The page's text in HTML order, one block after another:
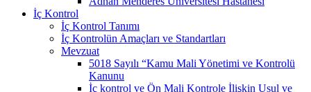
İç Kontrol
İç Kontrol Tanımı
İç Kontrolün Amaçları ve Standartları
Mevzuat
5018 Sayılı “Kamu Mali Yönetimi ve Kontrolü
Kanunu
İç kontrol ve Ön Mali Kontrole İlişkin Usul ve